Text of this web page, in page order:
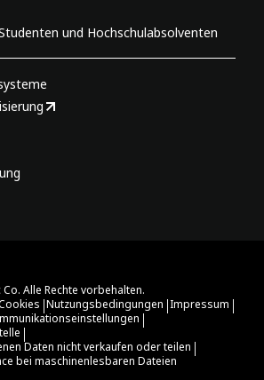
und Hochschulabsolventen
Alle Rechte vorbehalten.
|Nutzungsbedingungen |Impressum |
|
|
Daten nicht verkaufen oder teilen |
bei maschinenlesbaren Dateien